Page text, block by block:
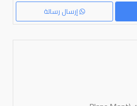
إرسال رسالة